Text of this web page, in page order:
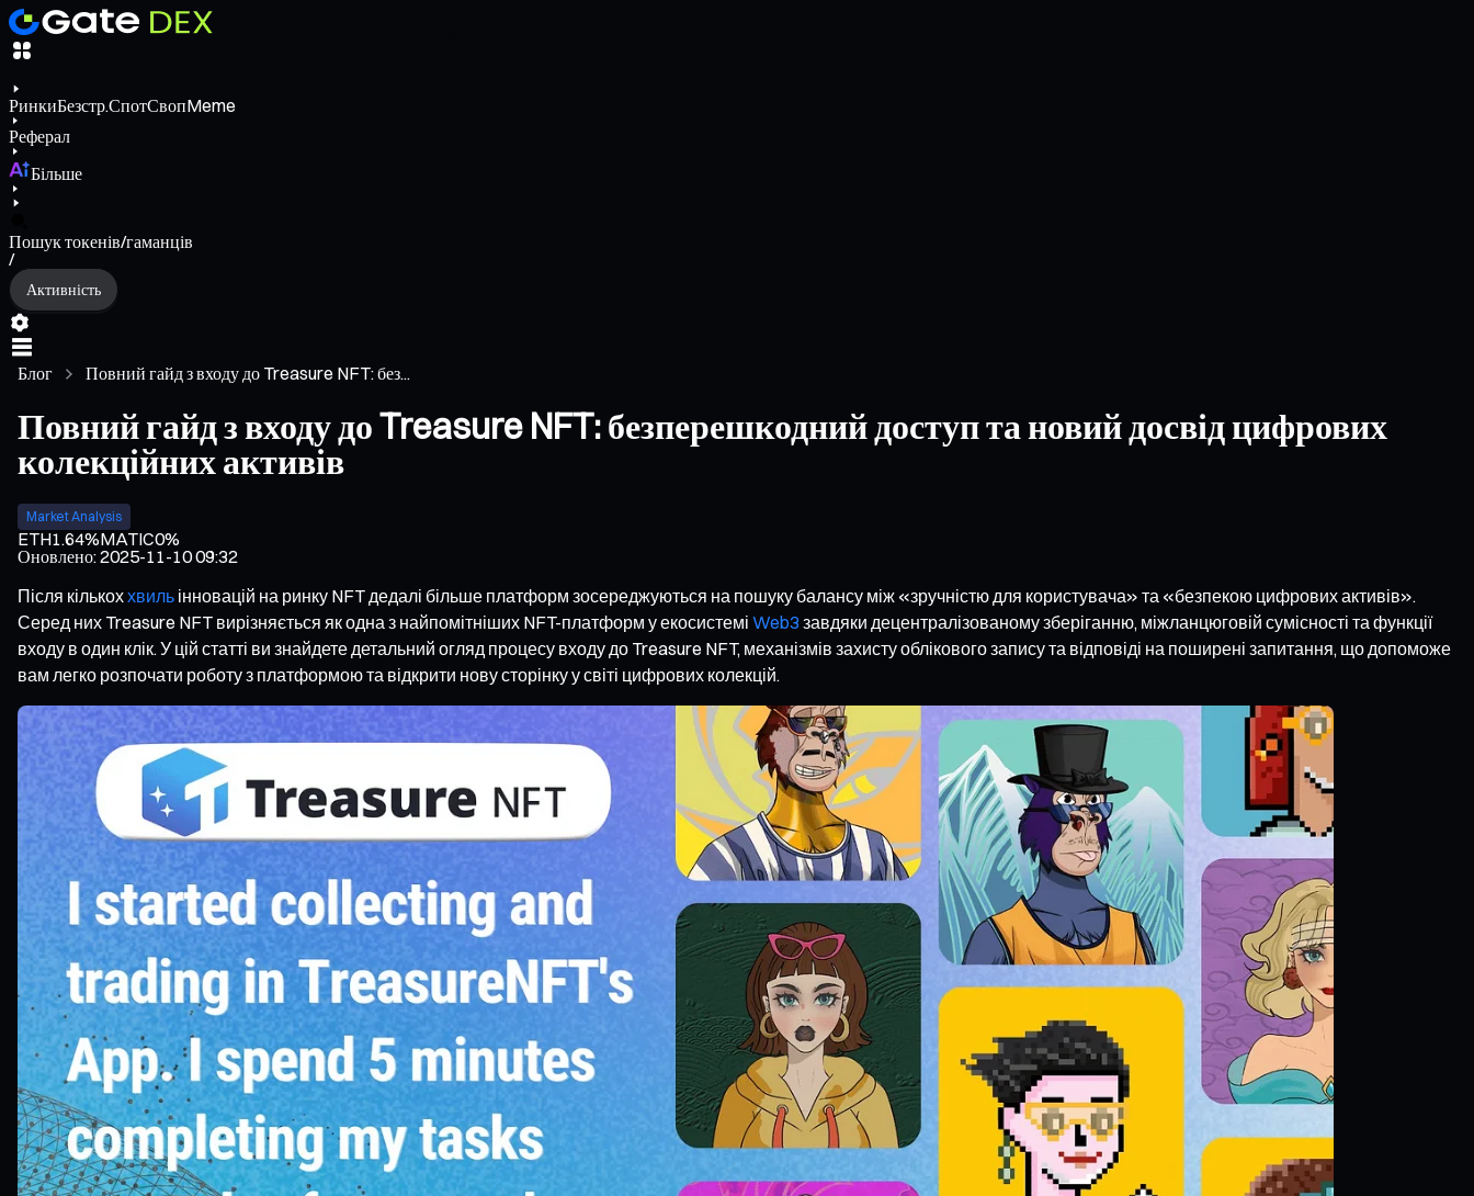
РинкиБезстр.СпотСвопMeme
Реферал
Більше
Пошук токенів/гаманців
/
Активність
Блог Повний гайд з входу до Treasure NFT: без...
Повний гайд з входу до Treasure NFT: безперешкодний доступ та новий досвід цифрових
колекційних активів
Market Analysis
ETH1.64%MATIC0%
Оновлено:2025-11-10 09:32
Після кількоххвиль інновацій на ринку NFT дедалі більше платформ зосереджуються на пошуку балансу між «зручністю для користувача» та «безпекою цифрових активів».
Серед них Treasure NFT вирізняється як одна з найпомітніших NFT-платформ у екосистемі Web3 завдяки децентралізованому зберіганню, міжланцюговій сумісності та функції
входу в один клік. У цій статті ви знайдете детальний огляд процесу входу до Treasure NFT, механізмів захисту облікового запису та відповіді на поширені запитання, що допоможе
вам легко розпочати роботу з платформою та відкрити нову сторінку у світі цифрових колекцій.